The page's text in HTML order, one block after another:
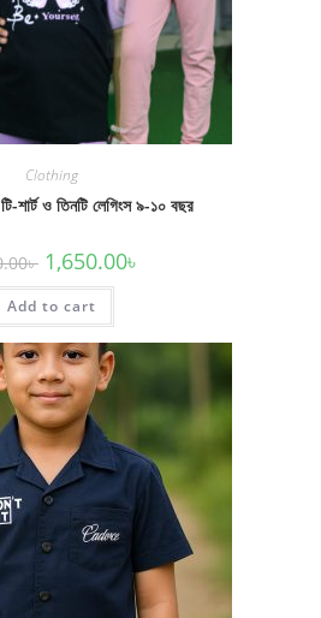
Clothing
শার্ট ও তিনটি লেগিংস ৯-১০ বছর
৳ Original
price
was:
1,670.00৳ .
1,650.00৳
Add to cart